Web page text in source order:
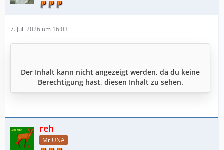
7. Juli 2026 um 16:03
Der Inhalt kann nicht angezeigt werden, da du keine
Berechtigung hast, diesen Inhalt zu sehen.
reh
Mr UNA